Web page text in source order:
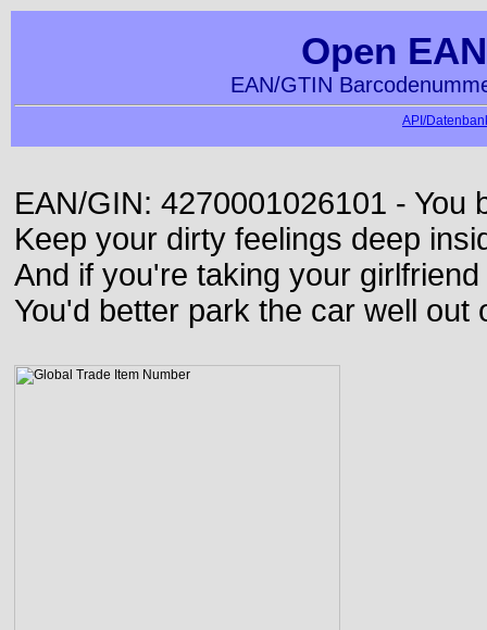
Open
EAN/GTIN
API/
EAN/GIN: 4270001026101 - You
Keep your dirty feelings deep
And if you're taking your
You'd better park the car well out